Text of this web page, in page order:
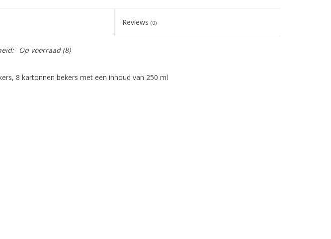
Reviews(0)
Op voorraad(8)
8 kartonnen bekers met een inhoud van 250 ml